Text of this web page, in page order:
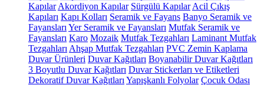
Kapılar Akordiyon Kapılar Sürgülü Kapılar Acil Çıkış
Kapıları Kapı Kolları Seramik ve Fayans Banyo Seramik ve
Fayansları Yer Seramik ve Fayansları Mutfak Seramik ve
Fayansları Karo Mozaik Mutfak Tezgahları Laminant Mutfak
Tezgahları Ahşap Mutfak Tezgahları PVC Zemin Kaplama
Duvar Ürünleri Duvar Kağıtları Boyanabilir Duvar Kağıtları
3 Boyutlu Duvar Kağıtları Duvar Stickerları ve Etiketleri
Dekoratif Duvar Kağıtları Yapışkanlı Folyolar Çocuk Odası